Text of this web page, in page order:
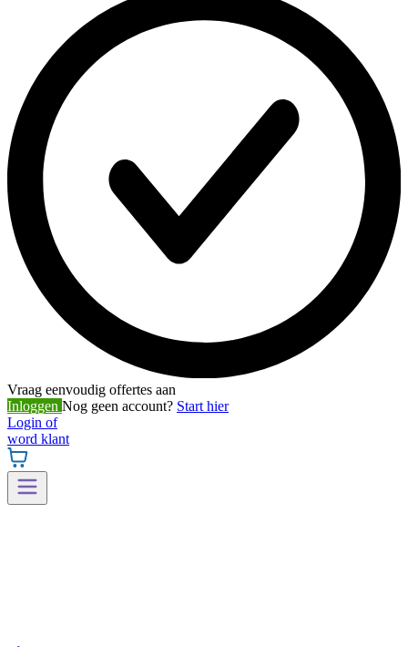
Vraag eenvoudig offertes aan
Inloggen Nog geen account? Start hier
Login of
word klant